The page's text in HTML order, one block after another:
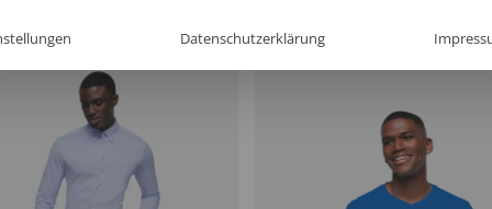
Datenschutzerklärung